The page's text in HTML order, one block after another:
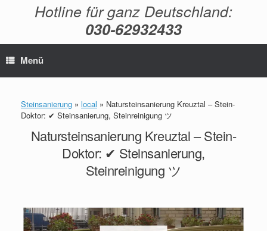
Hotline für ganz Deutschland:
030-62932433
Menü
Steinsanierung » local » Natursteinsanierung Kreuztal – Stein-
Doktor: ✔ Steinsanierung, Steinreinigung ツ
Natursteinsanierung Kreuztal – Stein-
Doktor: ✔ Steinsanierung,
Steinreinigung ツ